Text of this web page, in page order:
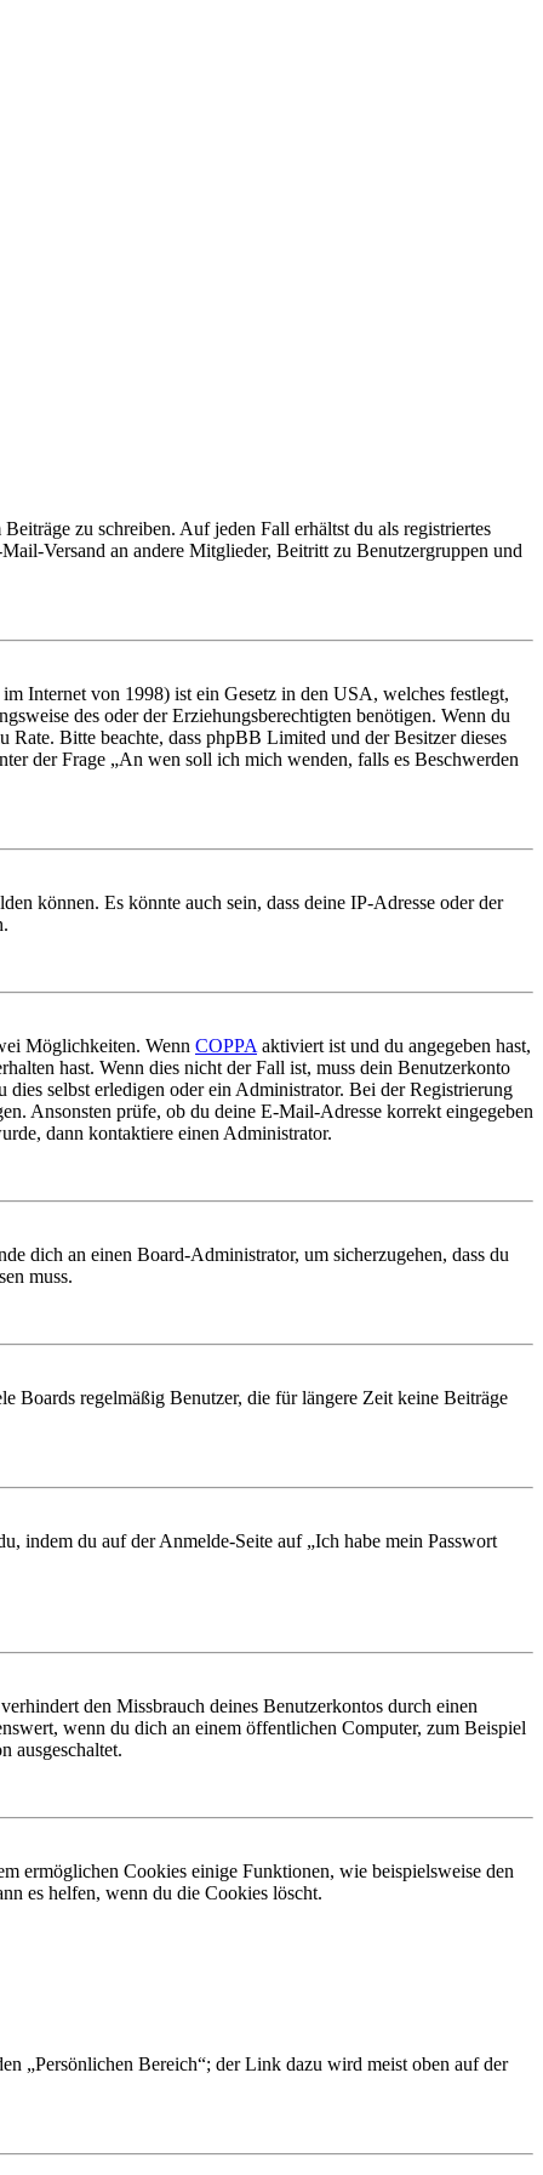
zu schreiben. Auf jeden Fall erhältst du als registriertes
Versand an andere Mitglieder, Beitritt zu Benutzergruppen und
Internet von 1998) ist ein Gesetz in den USA, welches festlegt,
des oder der Erziehungsberechtigten benötigen. Wenn du
Bitte beachte, dass phpBB Limited und der Besitzer dieses
der Frage „An wen soll ich mich wenden, falls es Beschwerden
können. Es könnte auch sein, dass deine IP-Adresse oder der
Möglichkeiten. Wenn COPPA aktiviert ist und du angegeben hast,
hast. Wenn dies nicht der Fall ist, muss dein Benutzerkonto
selbst erledigen oder ein Administrator. Bei der Registrierung
Ansonsten prüfe, ob du deine E-Mail-Adresse korrekt eingegeben
dann kontaktiere einen Administrator.
dich an einen Board-Administrator, um sicherzugehen, dass du
muss.
Boards regelmäßig Benutzer, die für längere Zeit keine Beiträge
indem du auf der Anmelde-Seite auf „Ich habe mein Passwort
den Missbrauch deines Benutzerkontos durch einen
wenn du dich an einem öffentlichen Computer, zum Beispiel
ausgeschaltet.
ermöglichen Cookies einige Funktionen, wie beispielsweise den
es helfen, wenn du die Cookies löscht.
„Persönlichen Bereich“; der Link dazu wird meist oben auf der